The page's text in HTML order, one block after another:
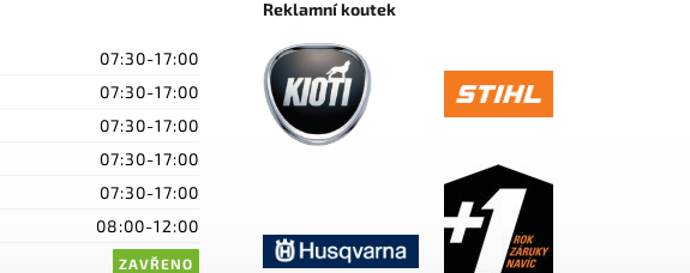
07:30-17:00
07:30-17:00
07:30-17:00
07:30-17:00
07:30-17:00
08:00-12:00
ZAVŘENO
Reklamní koutek